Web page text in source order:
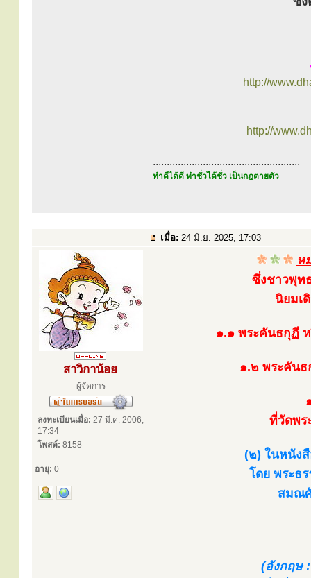
http://
http://
.....................................................
ทำดีได้ดี ทำชั่วได้ชั่ว เป็นกฎตายตัว
เมื่อ: 24 มิ.ย. 2025, 17:03
สาวิกาน้อย
ผู้จัดการ
ลงทะเบียนเมื่อ: 27 มี.ค. 2006,
17:34
โพสต์: 8158
อายุ: 0
ห
ซึ่งชาวพุท
นิยมเ
๑.๑ พระคันธกุฏี
๑.๒ พระคัน
ที่วัดพร
(๒) ในหนัง
โดย พระธ
สมณ
(อังกฤษ